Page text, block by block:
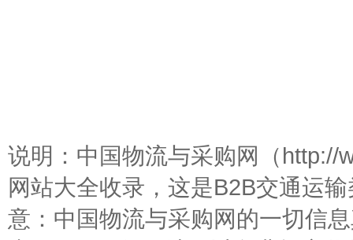
说明：中国物流与采购网（http://
网站大全收录，这是B2B交通运
意：中国物流与采购网的一切信